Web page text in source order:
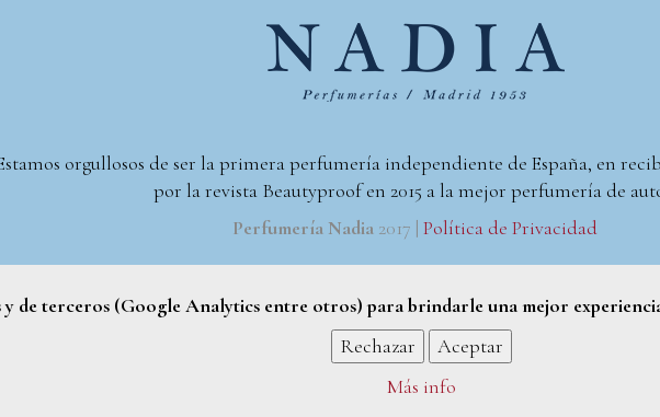
orgullosos de ser la primera perfumería independiente de España, en
por la revista Beautyproof en 2015 a la mejor perfumería de
Perfumería Nadia2017 | Política de Privacidad
de terceros (Google Analytics entre otros) para brindarle una mejor
Rechazar
Aceptar
Más info